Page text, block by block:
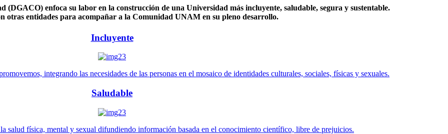
(DGACO) enfoca su labor en la construcción de una Universidad más incluyente, saludable, segura y sustentable.
otras entidades para acompañar a la Comunidad UNAM en su pleno desarrollo.
Incluyente
integrando las necesidades de las personas en el mosaico de identidades culturales, sociales, físicas y sexuales.
Saludable
salud física, mental y sexual difundiendo información basada en el conocimiento científico, libre de prejuicios.